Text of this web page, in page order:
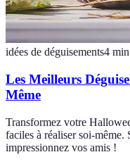
idées de déguisements4 min
Les Meilleurs
Même
Transformez votre
faciles à réaliser soi-même.
impressionnez vos amis !